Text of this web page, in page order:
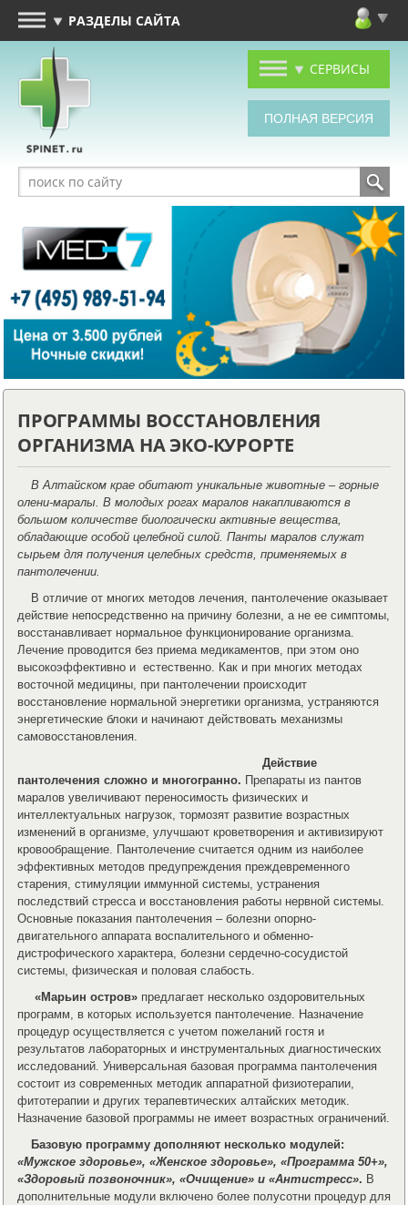
РАЗДЕЛЫ САЙТА
СЕРВИСЫ
ПРОГРАММЫ ВОССТАНОВЛЕНИЯ
ОРГАНИЗМА НА ЭКО-КУРОРТЕ
В Алтайском крае обитают уникальные животные – горные
олени-маралы. В молодых рогах маралов накапливаются в
большом количестве биологически активные вещества,
обладающие особой целебной силой. Панты маралов служат
сырьем для получения целебных средств, применяемых в
пантолечении.
В отличие от многих методов лечения, пантолечение оказывает
действие непосредственно на причину болезни, а не ее симптомы,
восстанавливает нормальное функционирование организма.
Лечение проводится без приема медикаментов, при этом оно
высокоэффективно и естественно. Как и при многих методах
восточной медицины, при пантолечении происходит
восстановление нормальной энергетики организма, устраняются
энергетические блоки и начинают действовать механизмы
самовосстановления.
Действие
пантолечения сложно и многогранно. Препараты из пантов
маралов увеличивают переносимость физических и
интеллектуальных нагрузок, тормозят развитие возрастных
изменений в организме, улучшают кроветворения и активизируют
кровообращение. Пантолечение считается одним из наиболее
эффективных методов предупреждения преждевременного
старения, стимуляции иммунной системы, устранения
последствий стресса и восстановления работы нервной системы.
Основные показания пантолечения – болезни опорно-
двигательного аппарата воспалительного и обменно-
дистрофического характера, болезни сердечно-сосудистой
системы, физическая и половая слабость.
«Марьин остров» предлагает несколько оздоровительных
программ, в которых используется пантолечение. Назначение
процедур осуществляется с учетом пожеланий гостя и
результатов лабораторных и инструментальных диагностических
исследований. Универсальная базовая программа пантолечения
состоит из современных методик аппаратной физиотерапии,
фитотерапии и других терапевтических алтайских методик.
Назначение базовой программы не имеет возрастных ограничений.
Базовую программу дополняют несколько модулей:
«Мужское здоровье», «Женское здоровье», «Программа 50+»,
«Здоровый позвоночник», «Очищение» и «Антистресс». В
дополнительные модули включено более полусотни процедур для